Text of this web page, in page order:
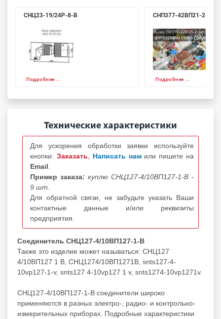
СНЦ23-19/24Р-8-В
Подробнее ...
СНП377-42ВП21-2-04-h
Подробнее ...
Технические характеристики
Для ускорения обработки заявки используйте
кнопки: Заказать Написать нам или пишите на
Email
Пример заказа: куплю СНЦ127-4/10ВП127-1-В -
9 шт.
Для обратной связи, не забудьте указать Ваши
контактные данные и/или реквизиты
предприятия.
Соединитель СНЦ127-4/10ВП127-1-В
Также это изделие может называться: СНЦ127
4/10ВП127 1 В, СНЦ1274/10ВП1271В, snts127-4-
10vp127-1-v, snts127 4-10vp127 1 v, snts1274-10vp1271v.
СНЦ127-4/10ВП127-1-В соединители широко
применяются в разных электро-, радио- и контрольно-
измерительных приборах. Подробные характеристики